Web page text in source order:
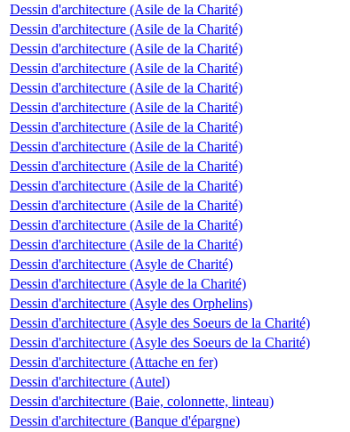
Dessin d'architecture (Asile de la Charité)
Dessin d'architecture (Asile de la Charité)
Dessin d'architecture (Asile de la Charité)
Dessin d'architecture (Asile de la Charité)
Dessin d'architecture (Asile de la Charité)
Dessin d'architecture (Asile de la Charité)
Dessin d'architecture (Asile de la Charité)
Dessin d'architecture (Asile de la Charité)
Dessin d'architecture (Asile de la Charité)
Dessin d'architecture (Asile de la Charité)
Dessin d'architecture (Asile de la Charité)
Dessin d'architecture (Asile de la Charité)
Dessin d'architecture (Asile de la Charité)
Dessin d'architecture (Asyle de Charité)
Dessin d'architecture (Asyle de la Charité)
Dessin d'architecture (Asyle des Orphelins)
Dessin d'architecture (Asyle des Soeurs de la Charité)
Dessin d'architecture (Asyle des Soeurs de la Charité)
Dessin d'architecture (Attache en fer)
Dessin d'architecture (Autel)
Dessin d'architecture (Baie, colonnette, linteau)
Dessin d'architecture (Banque d'épargne)